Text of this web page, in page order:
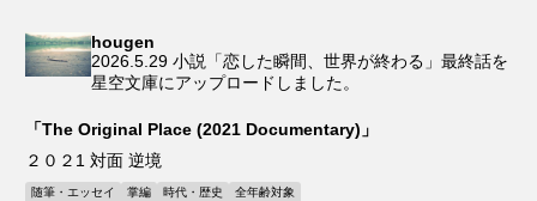
hougen
2026.5.29 小説「恋した瞬間、世界が終わる」最終話を
星空文庫にアップロードしました。
「The Original Place (2021 Documentary)」
２０２1 対面 逆境
随筆・エッセイ 掌編 時代・歴史 全年齢対象